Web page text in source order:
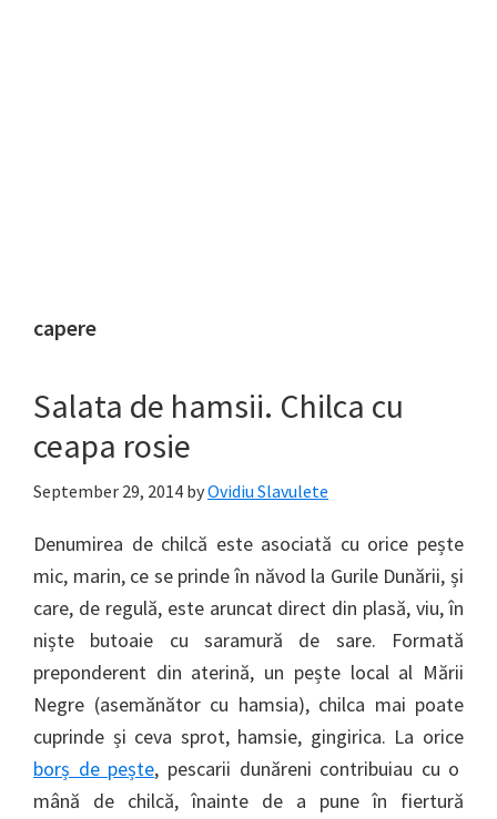
capere
Salata de hamsii. Chilca cu
ceapa rosie
September 29, 2014 byOvidiu Slavulete
Denumirea de chilcă este asociată cu orice pește
mic, marin, ce se prinde în năvod la Gurile Dunării, și
care, de regulă, este aruncat direct din plasă, viu, în
niște butoaie cu saramură de sare. Formată
preponderent din aterină, un pește local al Mării
Negre (asemănător cu hamsia), chilca mai poate
cuprinde și ceva sprot, hamsie, gingirica. La orice
borș de pește, pescarii dunăreni contribuiau cu o
mână de chilcă, înainte de a pune în fiertură